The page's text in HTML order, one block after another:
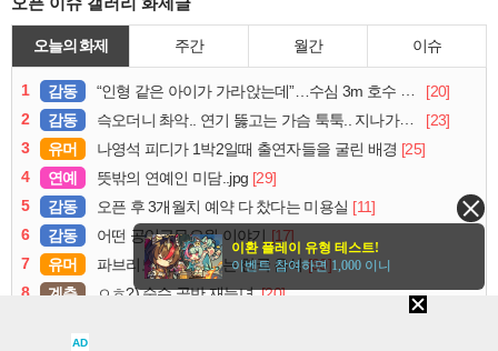
오늘의 화제 주간 월간 이슈
1 감동 “인형 같은 아이가 가라앉는데”…수심 3m 호수 뛰어든 60대 의인
[20]
2
감동 슥오더니 촤악.. 연기 뚫고는 가슴 툭툭.. 지나가던 아재의 정체
[23]
3
유머 나영석 피디가 1박2일때 출연자들을 굴린 배경 [25]
4
연예 뜻밖의 연예인 미담..jpg [29]
5
감동 오픈 후 3개월치 예약 다 찼다는 미용실 [11]
6
감동 어떤 공익근무요원 이야기
[17]
7
유머 파브리도 이해 안가는 한국 음식 [30]
8
계층 ㅇㅎ?) 순수 골반 재능녀. [20]
AD
이환 플레이 유형 테스트!
이벤트 참여하면 1,000 이니